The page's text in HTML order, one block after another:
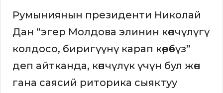
Румыниянын президенти Николай
Дан “эгер Молдова элинин көпчүлүгү
колдосо, биригүүнү карап көрөбүз”
деп айтканда, көпчүлүк үчүн бул жөн
гана саясий риторика сыяктуу